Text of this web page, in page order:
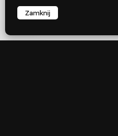
︁
Zamknij